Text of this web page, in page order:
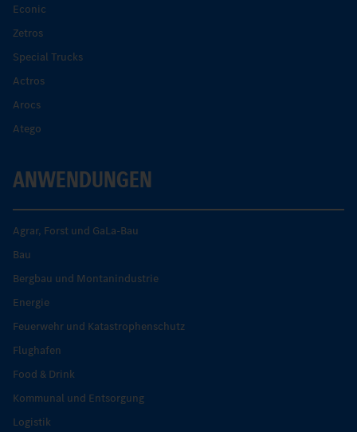
Econic
Zetros
Special Trucks
Actros
Arocs
Atego
ANWENDUNGEN
Agrar, Forst und GaLa-Bau
Bau
Bergbau und Montanindustrie
Energie
Feuerwehr und Katastrophenschutz
Flughafen
Food & Drink
Kommunal und Entsorgung
Logistik